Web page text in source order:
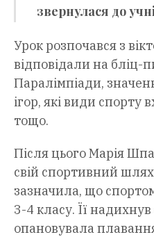
звернулася до
Урок розпочався з
відповідали на бліц-
Паралімпіади,
ігор, які види спорту
тощо.
Після цього Марія
свій спортивний
зазначила, що
3-4 класу. Її
опановувала